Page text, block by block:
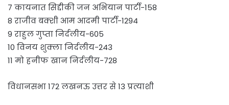
7 कायनात सिद्दीकी जन अभियान पार्टी-158
8 राजीव बक्शी आम आदमी पार्टी-1294
9 राहुल गुप्ता निर्दलीय-605
10 विनय शुक्ला निर्दलीय-243
11 मो हनीफ खान निर्दलीय-728
विधानसभा 172 लखनऊ उत्तर से 13 प्रत्याशी